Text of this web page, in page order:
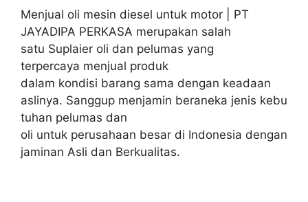
Menjual oli mesin diesel untuk motor | PT
JAYADIPA PERKASA merupakan salah
satu Suplaier oli dan pelumas yang
terpercaya menjual produk
dalam kondisi barang sama dengan keadaan
aslinya. Sanggup menjamin beraneka jenis kebu
tuhan pelumas dan
oli untuk perusahaan besar di Indonesia dengan
jaminan Asli dan Berkualitas.